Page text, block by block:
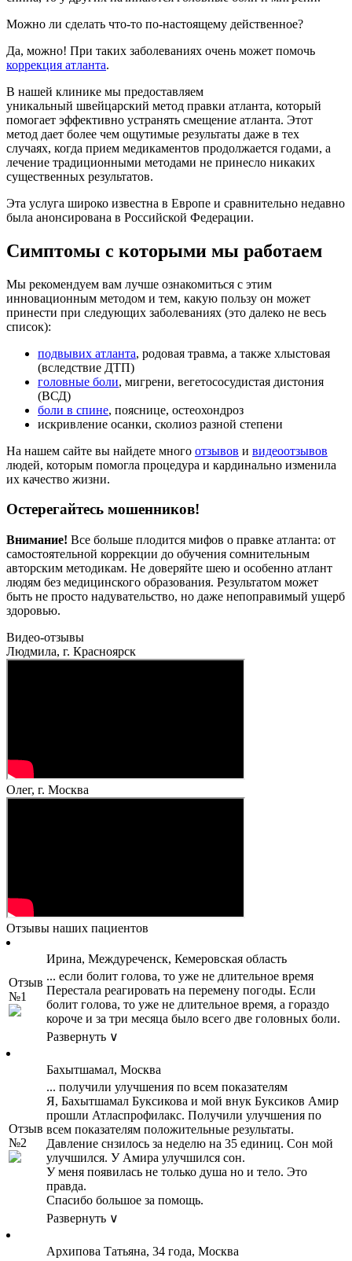
Можно ли сделать что-то по-настоящему действенное?
Да, можно! При таких заболеваниях очень может помочь
коррекция атланта.
В нашей клинике мы предоставляем
уникальный швейцарский метод правки атланта, который
помогает эффективно устранять смещение атланта. Этот
метод дает более чем ощутимые результаты даже в тех
случаях, когда прием медикаментов продолжается годами, а
лечение традиционными методами не принесло никаких
существенных результатов.
Эта услуга широко известна в Европе и сравнительно недавно
была анонсирована в Российской Федерации.
Симптомы с которыми мы работаем
Мы рекомендуем вам лучше ознакомиться с этим
инновационным методом и тем, какую пользу он может
принести при следующих заболеваниях (это далеко не весь
список):
подвывих атланта, родовая травма, а также хлыстовая
(вследствие ДТП)
головные боли, мигрени, вегетососудистая дистония
(ВСД)
боли в спине, пояснице, остеохондроз
искривление осанки, сколиоз разной степени
На нашем сайте вы найдете много отзывов и видеоотзывов
людей, которым помогла процедура и кардинально изменила
их качество жизни.
Остерегайтесь мошенников!
Внимание! Все больше плодится мифов о правке атланта: от
самостоятельной коррекции до обучения сомнительным
авторским методикам. Не доверяйте шею и особенно атлант
людям без медицинского образования. Результатом может
быть не просто надувательство, но даже непоправимый ущерб
здоровью.
Видео-отзывы
Людмила, г. Красноярск
Олег, г. Москва
Отзывы наших пациентов
Отзыв
№1
Ирина, Междуреченск, Кемеровская область
... если болит голова, то уже не длительное время
Перестала реагировать на перемену погоды. Если
болит голова, то уже не длительное время, а гораздо
короче и за три месяца было всего две головных боли.
Развернуть ∨
Отзыв
№2
Бахытшамал, Москва
... получили улучшения по всем показателям
Я, Бахытшамал Буксикова и мой внук Буксиков Амир
прошли Атласпрофилакс. Получили улучшения по
всем показателям положительные результаты.
Давление снзилось за неделю на 35 единиц. Сон мой
улучшился. У Амира улучшился сон.
У меня появилась не только душа но и тело. Это
правда.
Спасибо большое за помощь.
Развернуть ∨
Архипова Татьяна, 34 года, Москва